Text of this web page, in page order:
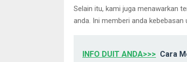
Selain itu, kami juga menawarkan
anda. Ini memberi anda kebebasan
INFO DUIT ANDA>>> Cara